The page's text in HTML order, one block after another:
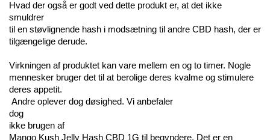
Hvad der også er godt ved dette produkt er, at det ikke
smuldrer
til en støvlignende hash i modsætning til andre CBD hash, der er
tilgængelige derude.
Virkningen af produktet kan vare mellem en og to timer. Nogle
mennesker bruger det til at berolige deres kvalme og stimulere
deres appetit.
Andre oplever dog døsighed. Vi anbefaler
dog
ikke brugen af
Mango Kush Jelly Hash CBD 1G til begyndere. Det er en